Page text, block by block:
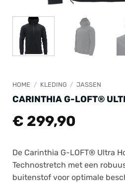
HOME / KLEDING / JASSEN
CARINTHIA G-LOFT®
€ 299,90
De Carinthia G-LOFT® Ultra
Technostretch met een
buitenstof voor optimale